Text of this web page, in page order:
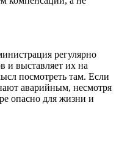
регулярно
и выставляет их на
посмотреть там. Если
аварийным, несмотря
опасно для жизни и